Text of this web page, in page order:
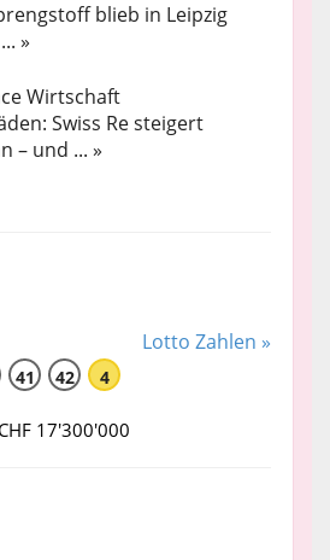
blieb in Leipzig
»
Swiss Re steigert
– und ... »
Lotto Zahlen »
41 42 4
17'300'000